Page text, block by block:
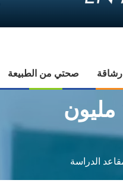
رشاقة صحتي من الطبيعة
الدخول المدرسي 2024-2025: أزيد من 12 مليون